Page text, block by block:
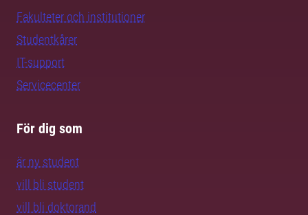
Fakulteter och institutioner
Studentkårer
IT-support
Servicecenter
För dig som
är ny student
vill bli student
vill bli doktorand